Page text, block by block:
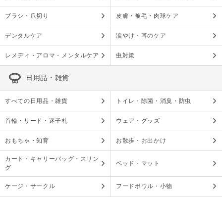
ブラシ・爪切り 皮膚・被毛・肉球ケア
デンタルケア 涙やけ・耳のケア
レメディ・アロマ・メンタルケア 虫対策
日用品・雑貨
すべての日用品・雑貨 トイレ・除菌・消臭・防虫
首輪・リード・迷子札 ウェア・グッズ
おもちゃ・知育 お散歩・お出かけ
カート・キャリーバッグ・スリン
グ
ベッド・マット
ケージ・サークル フードボウル・小物